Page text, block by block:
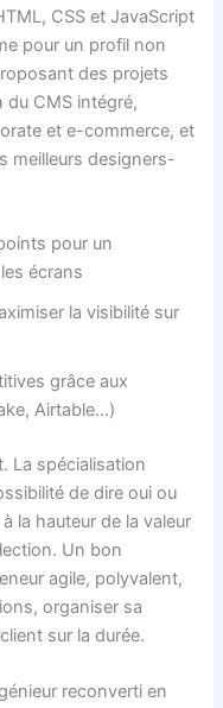
CSS et JavaScript
pour un profil non
des projets
du CMS intégré,
et e-commerce, et
meilleurs designers-
pour un
écrans
la visibilité sur
grâce aux
Airtable…)
La spécialisation
de dire oui ou
la hauteur de la valeur
Un bon
agile, polyvalent,
organiser sa
sur la durée.
reconverti en